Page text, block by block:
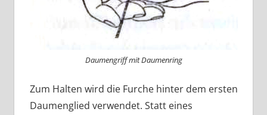
Daumengriff mit Daumenring
Zum Halten wird die Furche hinter dem ersten
Daumenglied verwendet. Statt eines